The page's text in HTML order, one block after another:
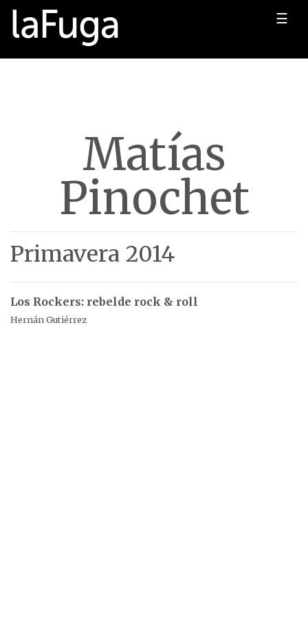
☰
Matías
Pinochet
Primavera 2014
Los Rockers: rebelde rock & roll
Hernán Gutiérrez